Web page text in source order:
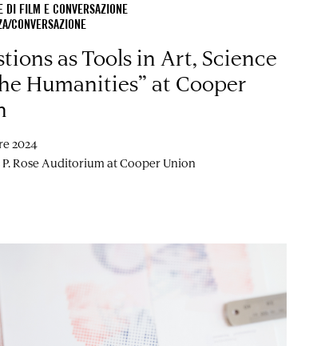
DI FILM E CONVERSAZIONE
CONVERSAZIONE
as Tools in Art, Science
Humanities” at Cooper
2024
Rose Auditorium at Cooper Union